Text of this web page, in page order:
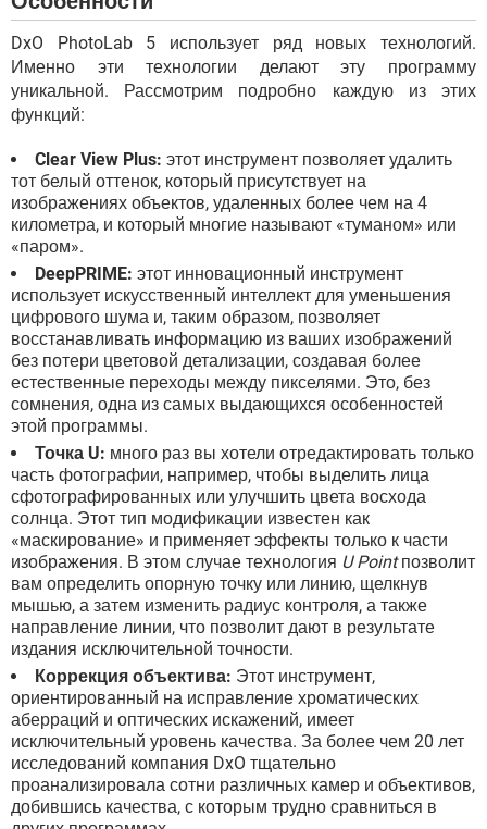
DxO PhotoLab 5 использует ряд новых технологий.
Именно эти технологии делают эту программу
уникальной. Рассмотрим подробно каждую из этих
функций:
Clear View Plus: этот инструмент позволяет удалить
тот белый оттенок, который присутствует на
изображениях объектов, удаленных более чем на 4
километра, и который многие называют «туманом» или
«паром».
DeepPRIME: этот инновационный инструмент
использует искусственный интеллект для уменьшения
цифрового шума и, таким образом, позволяет
восстанавливать информацию из ваших изображений
без потери цветовой детализации, создавая более
естественные переходы между пикселями. Это, без
сомнения, одна из самых выдающихся особенностей
этой программы.
Точка U: много раз вы хотели отредактировать только
часть фотографии, например, чтобы выделить лица
сфотографированных или улучшить цвета восхода
солнца. Этот тип модификации известен как
«маскирование» и применяет эффекты только к части
изображения. В этом случае технология U Pointпозволит
вам определить опорную точку или линию, щелкнув
мышью, а затем изменить радиус контроля, а также
направление линии, что позволит дают в результате
издания исключительной точности.
Коррекция объектива: Этот инструмент,
ориентированный на исправление хроматических
аберраций и оптических искажений, имеет
исключительный уровень качества. За более чем 20 лет
исследований компания DxO тщательно
проанализировала сотни различных камер и объективов,
добившись качества, с которым трудно сравниться в